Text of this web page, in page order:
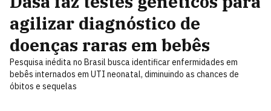
agilizar diagnóstico de
doenças raras em bebês
Pesquisa inédita no Brasil busca identificar enfermidades em
bebês internados em UTI neonatal, diminuindo as chances de
óbitos e sequelas